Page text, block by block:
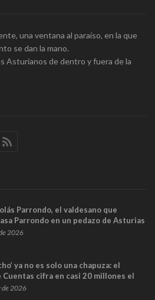
una ventana al paraíso, en la que
se dan la mano.
Asturianos de dentro y fuera de la
Parrondo, el valdesano que
Parrondo en un pedazo de Asturias
2026
ya no es solo una chapuza: el
Cuentas cifra en casi 20 millones el
los trenes que no cabían por los
de 2026